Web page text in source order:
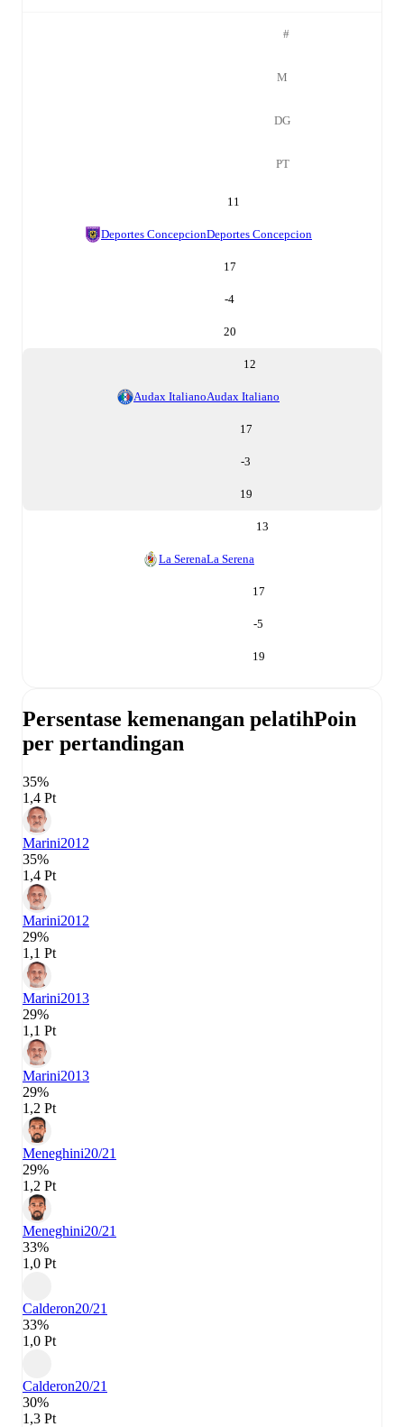
#
M
DG
PT
11
Deportes ConcepcionDeportes Concepcion
17
-4
20
12
Audax ItalianoAudax Italiano
17
-3
19
13
La SerenaLa Serena
17
-5
19
Persentase kemenangan pelatihPoin
per pertandingan
35%
1,4 Pt
Marini2012
35%
1,4 Pt
Marini2012
29%
1,1 Pt
Marini2013
29%
1,1 Pt
Marini2013
29%
1,2 Pt
Meneghini20/21
29%
1,2 Pt
Meneghini20/21
33%
1,0 Pt
Calderon20/21
33%
1,0 Pt
Calderon20/21
30%
1,3 Pt